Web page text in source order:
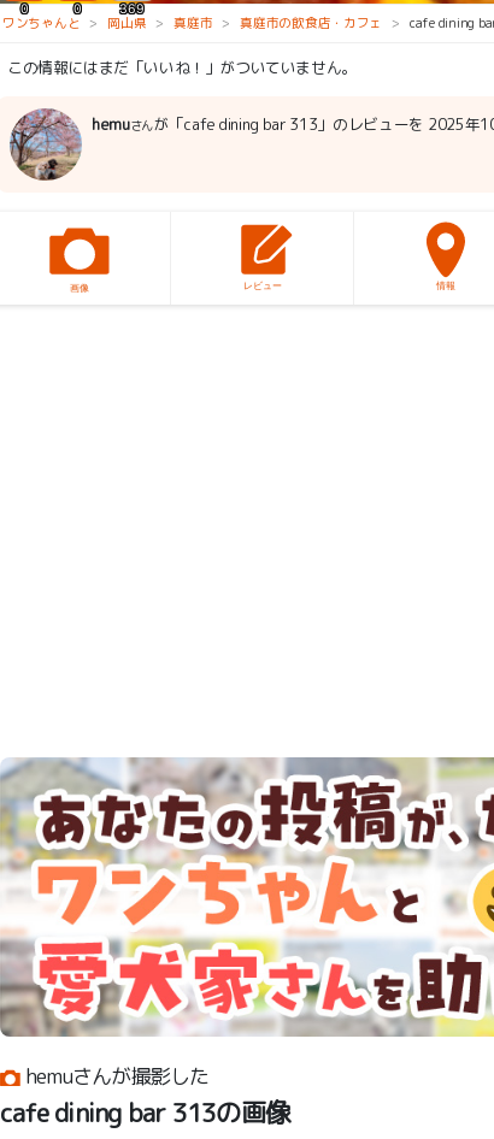
0 0 369
ワンちゃんと 岡山県 真庭市 真庭市の飲食店・カフェ cafe dining
この情報にはまだ「いいね！」がついていません。
hemuさんが「cafe dining bar 313」のレビューを 2025年
画像 レビュー 情報
hemuさんが撮影した
cafe dining bar 313の画像